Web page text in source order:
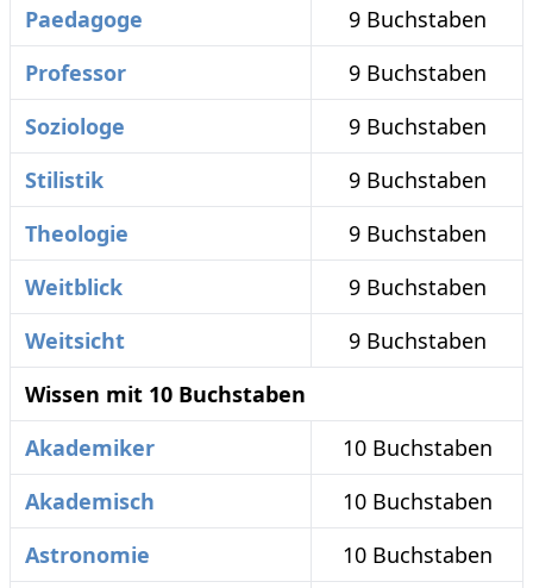
Paedagoge
9 Buchstaben
Professor
9 Buchstaben
Soziologe
9 Buchstaben
Stilistik
9 Buchstaben
Theologie
9 Buchstaben
Weitblick
9 Buchstaben
Weitsicht
9 Buchstaben
Wissen mit 10 Buchstaben
Akademiker
10 Buchstaben
Akademisch
10 Buchstaben
Astronomie
10 Buchstaben